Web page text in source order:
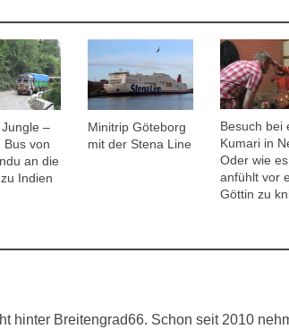
–
Bus von
an die
Indien
Minitrip Göteborg
mit der Stena Line
Besuch bei
Kumari in
Oder wie
anfühlt vor
Göttin zu
hinter Breitengrad66. Schon seit 2010